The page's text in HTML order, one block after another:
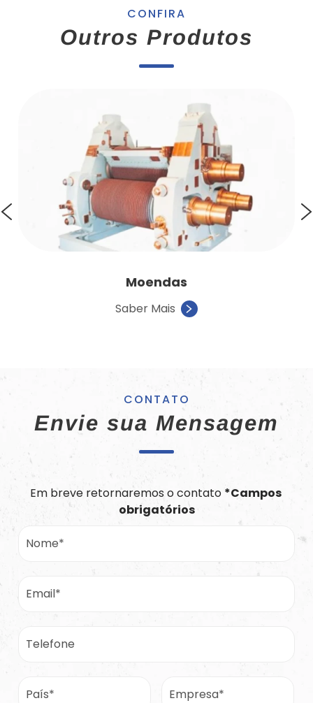
CONFIRA
Outros Produtos
Moendas
Saber Mais
CONTATO
Envie sua Mensagem
Em breve retornaremos o contato *Campos
obrigatórios
Nome*
Email*
Telefone
País* Empresa*